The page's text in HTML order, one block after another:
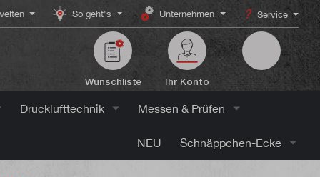
So geht's Unternehmen Service
Wunschliste Ihr Konto
Drucklufttechnik Messen & Prüfen
NEU Schnäppchen-Ecke